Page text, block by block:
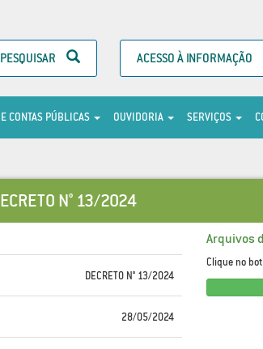
PESQUISAR ACESSO À INFORMAÇÃO
CONTAS PÚBLICAS OUVIDORIA SERVIÇOS
N° 13/2024
DECRETO N° 13/2024
28/05/2024
Arquivos
Clique no